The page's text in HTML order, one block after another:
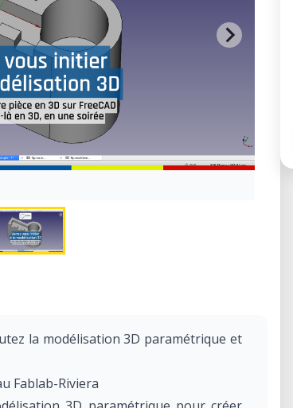
la modélisation 3D paramétrique et
Fablab-Riviera